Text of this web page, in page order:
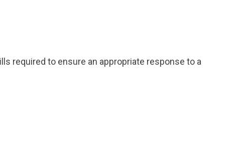
required to ensure an appropriate response to a